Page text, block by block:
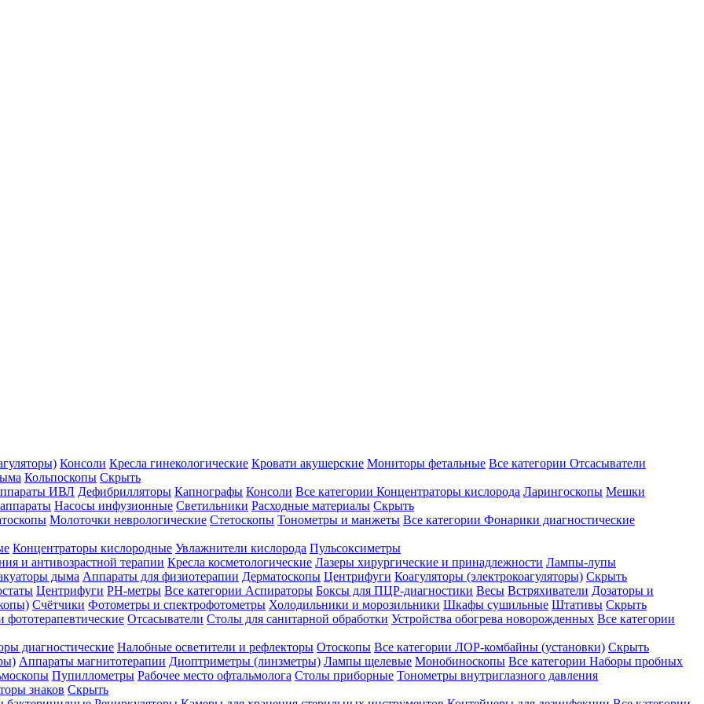
Консоли Кресла гинекологические Кровати акушерские Мониторы фетальные Все категории Отсасыватели
Кольпоскопы Скрыть
ИВЛ Дефибрилляторы Капнографы Консоли Все категории Концентраторы кислорода Ларингоскопы Мешки
Насосы инфузионные Светильники Расходные материалы Скрыть
Молоточки неврологические Стетоскопы Тонометры и манжеты Все категории Фонарики диагностические
Концентраторы кислородные Увлажнители кислорода Пульсоксиметры
и антивозрастной терапии Кресла косметологические Лазеры хирургические и принадлежности Лампы-лупы
дыма Аппараты для физиотерапии Дерматоскопы Центрифуги Коагуляторы (электрокоагуляторы) Скрыть
Центрифуги PH-метры Все категории Аспираторы Боксы для ПЦР-диагностики Весы Встряхиватели Дозаторы и
Счётчики Фотометры и спектрофотометры Холодильники и морозильники Шкафы сушильные Штативы Скрыть
фототерапевтические Отсасыватели Столы для санитарной обработки Устройства обогрева новорожденных Все категории
диагностические Налобные осветители и рефлекторы Отоскопы Все категории ЛОР-комбайны (установки) Скрыть
Аппараты магнитотерапии Диоптриметры (линзметры) Лампы щелевые Монобиноскопы Все категории Наборы пробных
Пупиллометры Рабочее место офтальмолога Столы приборные Тонометры внутриглазного давления
знаков Скрыть